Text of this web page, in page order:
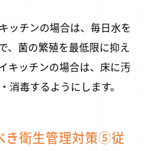
ッチンの場合は、毎日水を
、菌の繁殖を最低限に抑え
キッチンの場合は、床に汚
消毒するようにします。
き衛生管理対策⑤従